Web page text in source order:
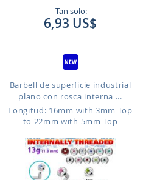
Tan solo:
6,93 US$
Barbell de superficie industrial
plano con rosca interna ...
Longitud: 16mm with 3mm Top
to 22mm with 5mm Top